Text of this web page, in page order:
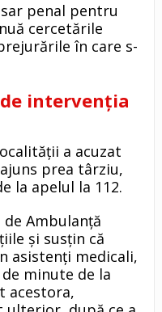
penal pentru
cercetările
în care s-
intervenția
a acuzat
prea târziu,
la apelul la 112.
Ambulanță
și susțin că
asistenți medicali,
minute de la
acestora,